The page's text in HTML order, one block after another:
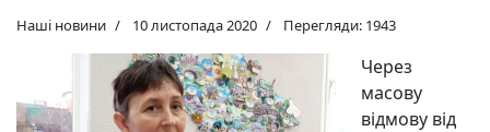
Наші новини 10 листопада 2020 Перегляди: 1943
Через
масову
відмову від